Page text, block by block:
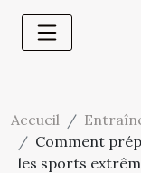
Accueil
Comment
les sports